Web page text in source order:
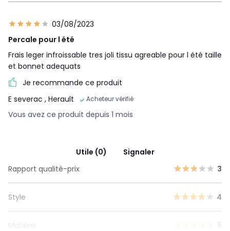
03/08/2023
Percale pour l été
Frais leger infroissable tres joli tissu agreable pour l été taille
et bonnet adequats
Je recommande ce produit
E severac , Herault Acheteur vérifié
Vous avez ce produit depuis 1 mois
Utile (0)
Signaler
Rapport qualité-prix
3
Style 4
Matière 5